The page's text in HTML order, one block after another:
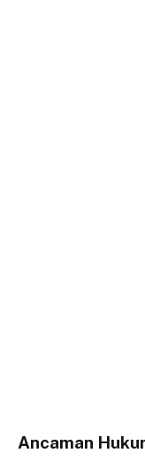
Ancaman